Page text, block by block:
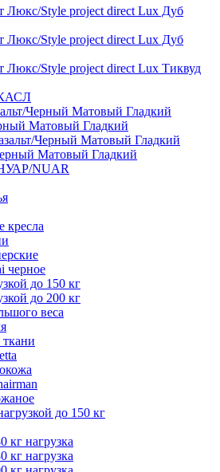
Люкс/Style project direct Lux Дуб
Люкс/Style project direct Lux Дуб
Люкс/Style project direct Lux Тиквуд
КАСЛ
Черный Матовый Гладкий
Матовый Гладкий
Черный Матовый Гладкий
Матовый Гладкий
NUAR
кресла
черное
до 150 кг
до 200 кг
веса
ткани
до 150 кг
кг нагрузка
кг нагрузка